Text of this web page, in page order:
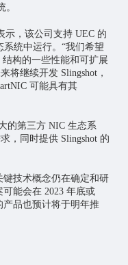
示，该公司支持 UEC 的
系统中运行。“我们希望
构的一些性能和可扩展
将继续开发 Slingshot，
可能具有其
的第三方 NIC 生态系
，同时提供 Slingshot 的
键技术概念仍在确定和研
能会在 2023 年底或
产品也预计将于明年推